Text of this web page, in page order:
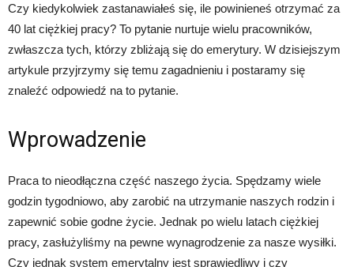
Czy kiedykolwiek zastanawiałeś się, ile powinieneś otrzymać za
40 lat ciężkiej pracy? To pytanie nurtuje wielu pracowników,
zwłaszcza tych, którzy zbliżają się do emerytury. W dzisiejszym
artykule przyjrzymy się temu zagadnieniu i postaramy się
znaleźć odpowiedź na to pytanie.
Wprowadzenie
Praca to nieodłączna część naszego życia. Spędzamy wiele
godzin tygodniowo, aby zarobić na utrzymanie naszych rodzin i
zapewnić sobie godne życie. Jednak po wielu latach ciężkiej
pracy, zasłużyliśmy na pewne wynagrodzenie za nasze wysiłki.
Czy jednak system emerytalny jest sprawiedliwy i czy